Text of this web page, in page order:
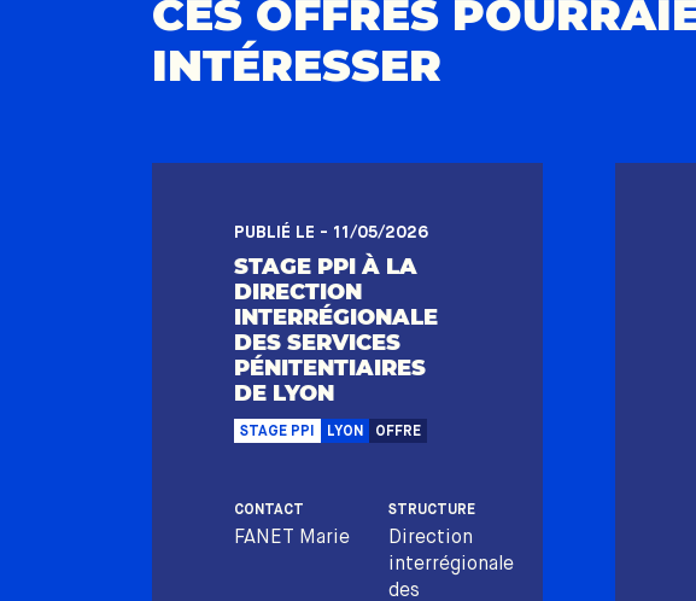
CES OFFRES
INTÉRESSER
PUBLIÉ LE - 11/05/2026
STAGE PPI À LA
DIRECTION
INTERRÉGIONALE
DES SERVICES
PÉNITENTIAIRES
DE LYON
STAGE PPI LYON OFFRE
CONTACT
FANET Marie
STRUCTURE
Direction
interrégionale
des